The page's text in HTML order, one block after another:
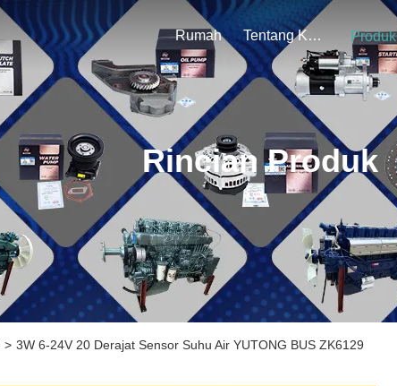
Rumah Tentang Kami Produk
Rincian Produk
> 3W 6-24V 20 Derajat Sensor Suhu Air YUTONG BUS ZK6129